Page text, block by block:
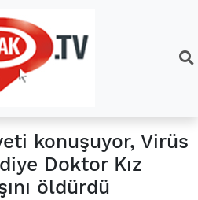
konuşuyor, Virüs
Doktor Kız
öldürdü